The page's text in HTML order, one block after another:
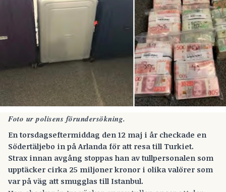
Foto ur polisens förundersökning.
En torsdagseftermiddag den 12 maj i år checkade en
Södertäljebo in på Arlanda för att resa till Turkiet.
Strax innan avgång stoppas han av tullpersonalen som
upptäcker cirka 25 miljoner kronor i olika valörer som
var på väg att smugglas till Istanbul.